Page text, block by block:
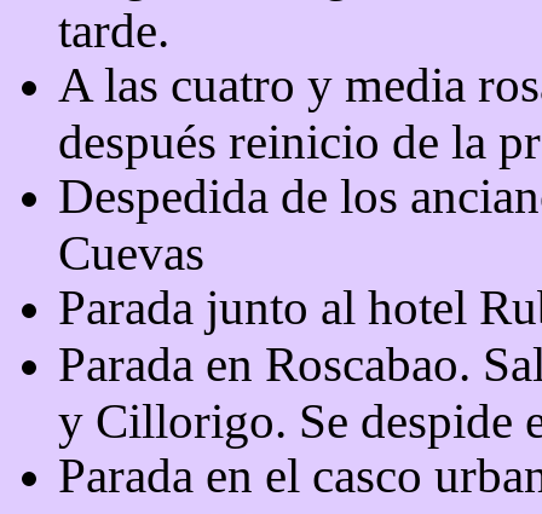
tarde.
A las cuatro y media
después reinicio de la
Despedida de los
Cuevas
Parada junto al hotel
Parada en Roscabao.
y Cillorigo. Se despide
Parada en el casco